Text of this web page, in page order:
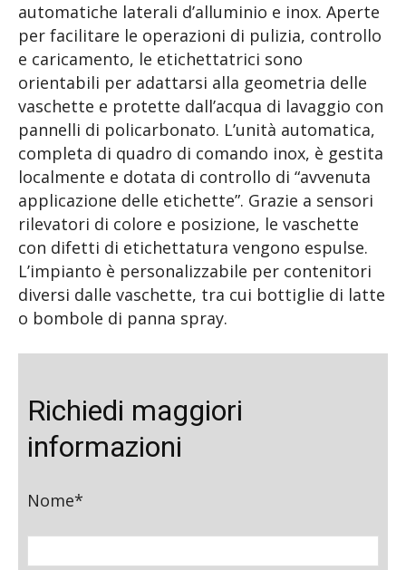
automatiche laterali d’alluminio e inox. Aperte
per facilitare le operazioni di pulizia, controllo
e caricamento, le etichettatrici sono
orientabili per adattarsi alla geometria delle
vaschette e protette dall’acqua di lavaggio con
pannelli di policarbonato. L’unità automatica,
completa di quadro di comando inox, è gestita
localmente e dotata di controllo di “avvenuta
applicazione delle etichette”. Grazie a sensori
rilevatori di colore e posizione, le vaschette
con difetti di etichettatura vengono espulse.
L’impianto è personalizzabile per contenitori
diversi dalle vaschette, tra cui bottiglie di latte
o bombole di panna spray.
Richiedi maggiori
informazioni
Nome*